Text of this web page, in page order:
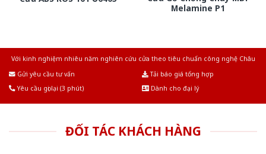
Melamine P1
Với kinh nghiệm nhiêu năm nghiên cứu cửa theo tiêu chuẩn công nghệ Châu
Gửi yêu cầu tư vấn
Tải báo giá tổng hợp
Yêu cầu gọi lại (3 phút)
Dành cho đại lý
ĐỐI TÁC KHÁCH HÀNG